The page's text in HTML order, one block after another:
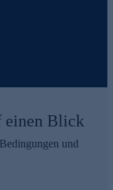
einen Blick
und